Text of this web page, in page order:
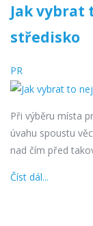
Jak vybrat
středisko
PR
Při výběru místa
úvahu spoustu
nad čím před
Číst dál...